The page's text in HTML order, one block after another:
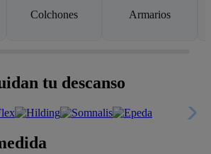
Colchones Armarios
tu descanso